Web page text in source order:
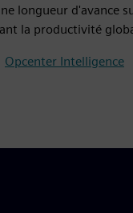
longueur d'avance
la productivité
Opcenter Intelligence